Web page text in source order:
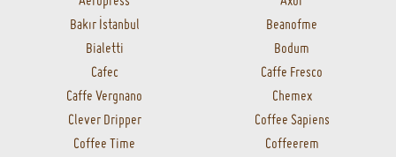
Bakır İstanbul
Beanofme
Bialetti
Bodum
Cafec
Caffe Fresco
Caffe Vergnano
Chemex
Clever Dripper
Coffee Sapiens
Coffee Time
Coffeerem